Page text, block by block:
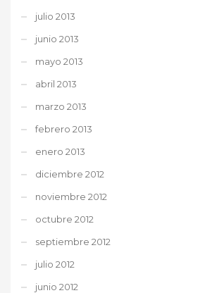
julio 2013
junio 2013
mayo 2013
abril 2013
marzo 2013
febrero 2013
enero 2013
diciembre 2012
noviembre 2012
octubre 2012
septiembre 2012
julio 2012
junio 2012